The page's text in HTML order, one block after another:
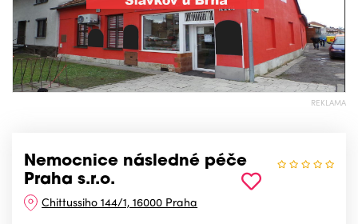
REKLAMA
Nemocnice následné péče
Praha s.r.o.
Chittussiho 144/1, 16000 Praha